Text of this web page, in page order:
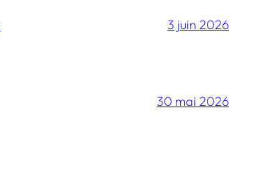
3 juin 2026
30 mai 2026